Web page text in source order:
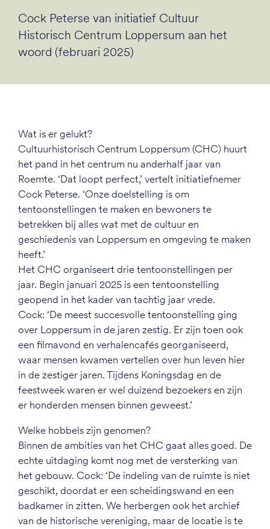
Cock Peterse van initiatief Cultuur
Historisch Centrum Loppersum aan het
woord (februari 2025)
Wat is er gelukt?
Cultuurhistorisch Centrum Loppersum (CHC) huurt
het pand in het centrum nu anderhalf jaar van
Roemte. ‘Dat loopt perfect,’ vertelt initiatiefnemer
Cock Peterse. ‘Onze doelstelling is om
tentoonstellingen te maken en bewoners te
betrekken bij alles wat met de cultuur en
geschiedenis van Loppersum en omgeving te maken
heeft.’
Het CHC organiseert drie tentoonstellingen per
jaar. Begin januari 2025 is een tentoonstelling
geopend in het kader van tachtig jaar vrede.
Cock: ‘De meest succesvolle tentoonstelling ging
over Loppersum in de jaren zestig. Er zijn toen ook
een filmavond en verhalencafés georganiseerd,
waar mensen kwamen vertellen over hun leven hier
in de zestiger jaren. Tijdens Koningsdag en de
feestweek waren er wel duizend bezoekers en zijn
er honderden mensen binnen geweest.’
Welke hobbels zijn genomen?
Binnen de ambities van het CHC gaat alles goed. De
echte uitdaging komt nog met de versterking van
het gebouw. Cock: ‘De indeling van de ruimte is niet
geschikt, doordat er een scheidingswand en een
badkamer in zitten. We herbergen ook het archief
van de historische vereniging, maar de locatie is te